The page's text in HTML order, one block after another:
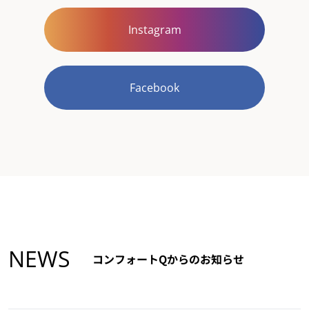
Instagram
Facebook
NEWS コンフォートQからのお知らせ